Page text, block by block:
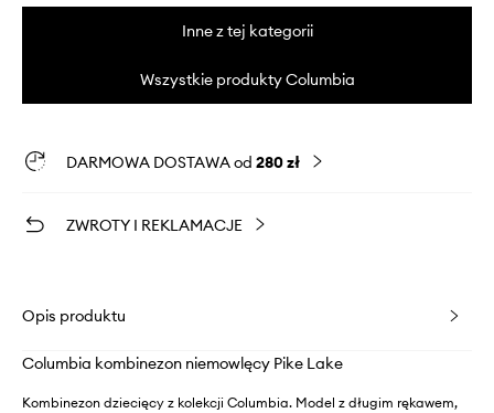
Inne z tej kategorii
Wszystkie produkty Columbia
DARMOWA DOSTAWA od 280 zł
ZWROTY I REKLAMACJE
Opis produktu
Columbia kombinezon niemowlęcy Pike Lake
Kombinezon dziecięcy z kolekcji Columbia. Model z długim rękawem,